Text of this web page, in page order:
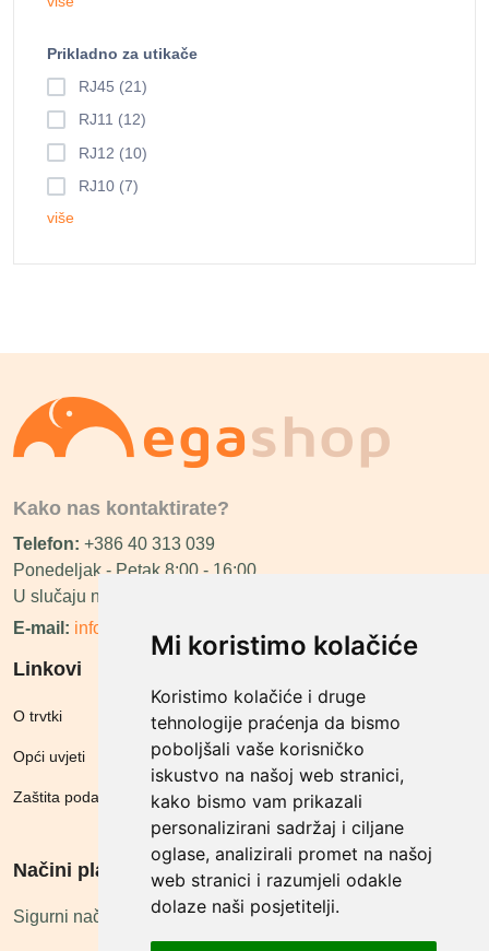
Mi koristimo kolačiće
Koristimo kolačiće i druge
tehnologije praćenja da bismo
poboljšali vaše korisničko
iskustvo na našoj web stranici,
kako bismo vam prikazali
personalizirani sadržaj i ciljane
oglase, analizirali promet na našoj
web stranici i razumjeli odakle
dolaze naši posjetitelji.
Prikladno za utikače
RJ45 (21)
RJ11 (12)
RJ12 (10)
RJ10 (7)
više
Kako nas kontaktirate?
Telefon: +386 40 313 039
Ponedeljak - Petak 8:00 - 16:00
U slučaju neraspoloživosti ćemo vas nazvati.
E-mail: info@megashop.hr
Linkovi
O trvtki
Opći uvjeti
Zaštita podataka
Načini plačanja
Sigurni načini plaćanja